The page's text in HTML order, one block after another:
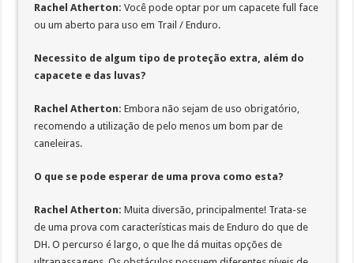
Rachel Atherton: Você pode optar por um capacete full face
ou um aberto para uso em Trail / Enduro.
Necessito de algum tipo de proteção extra, além do
capacete e das luvas?
Rachel Atherton: Embora não sejam de uso obrigatório,
recomendo a utilização de pelo menos um bom par de
caneleiras.
O que se pode esperar de uma prova como esta?
Rachel Atherton: Muita diversão, principalmente! Trata-se
de uma prova com características mais de Enduro do que de
DH. O percurso é largo, o que lhe dá muitas opções de